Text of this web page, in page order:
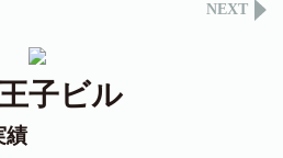
NEXT
子ビル
績